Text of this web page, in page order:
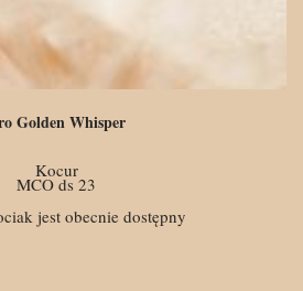
Golden Whisper
Kocur
MCO ds 23
jest obecnie dostępny